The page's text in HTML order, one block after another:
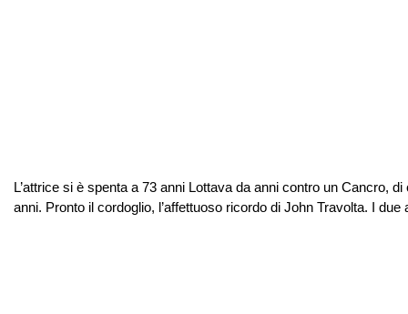
L’attrice si è spenta a 73 anni Lottava da anni contro un Cancro,
anni. Pronto il cordoglio, l’affettuoso ricordo di John Travolta. I